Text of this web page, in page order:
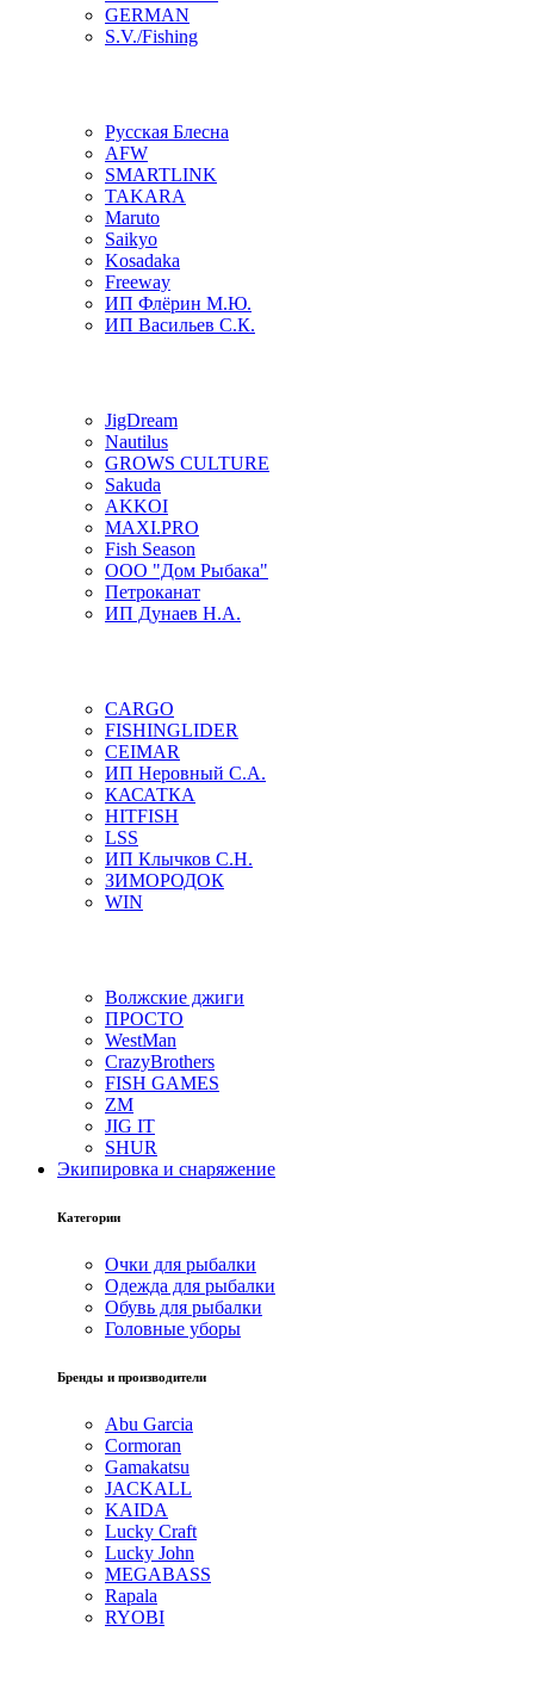
GERMAN
S.V./Fishing
Русская Блесна
AFW
SMARTLINK
TAKARA
Maruto
Saikyo
Kosadaka
Freeway
ИП Флёрин М.Ю.
ИП Васильев С.К.
JigDream
Nautilus
GROWS CULTURE
Sakuda
AKKOI
MAXI.PRO
Fish Season
ООО "Дом Рыбака"
Петроканат
ИП Дунаев Н.А.
CARGO
FISHINGLIDER
CEIMAR
ИП Неровный С.А.
КАСАТКА
HITFISH
LSS
ИП Клычков С.Н.
ЗИМОРОДОК
WIN
Волжские джиги
ПРОСТО
WestMan
CrazyBrothers
FISH GAMES
ZM
JIG IT
SHUR
Экипировка и снаряжение
Категории
Очки для рыбалки
Одежда для рыбалки
Обувь для рыбалки
Головные уборы
Бренды и производители
Abu Garcia
Cormoran
Gamakatsu
JACKALL
KAIDA
Lucky Craft
Lucky John
MEGABASS
Rapala
RYOBI